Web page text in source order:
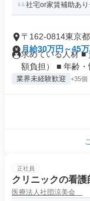
社宅or家賃補助あり
〒162-0814東京
月給30万円～45万
求めている人材 ■
額負担） ■ 年齢・
業界未経験歓迎 +35個
正社員
クリニックの看
医療法人社団涼美会